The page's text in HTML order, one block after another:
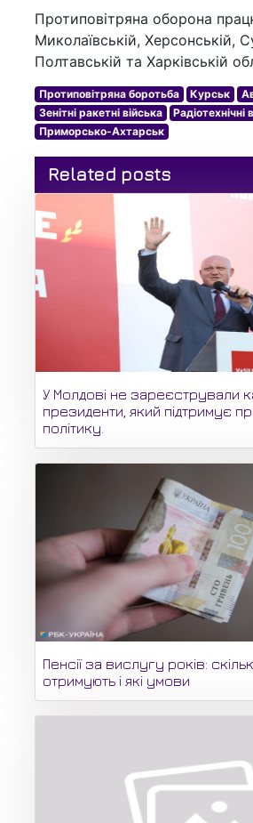
Протиповітряна оборона
Миколаївській, Херсонській,
Полтавській та Харківській
Протиповітряна боротьба Курськ
Зенітні ракетні війська
Радіотехнічні
Приморсько-Ахтарськ
Related posts
У Молдові не зареєстрували
президенти, який підтримує
політику.
Пенсії за вислугу років:
отримують і які умови